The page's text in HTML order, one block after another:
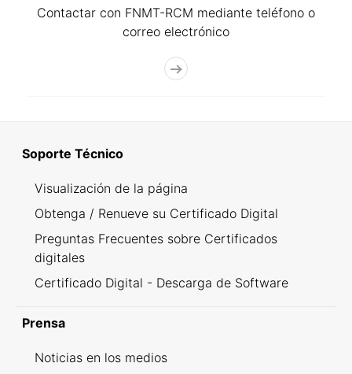
Contactar con FNMT-RCM mediante teléfono o
correo electrónico
Soporte Técnico
Visualización de la página
Obtenga / Renueve su Certificado Digital
Preguntas Frecuentes sobre Certificados
digitales
Certificado Digital - Descarga de Software
Prensa
Noticias en los medios